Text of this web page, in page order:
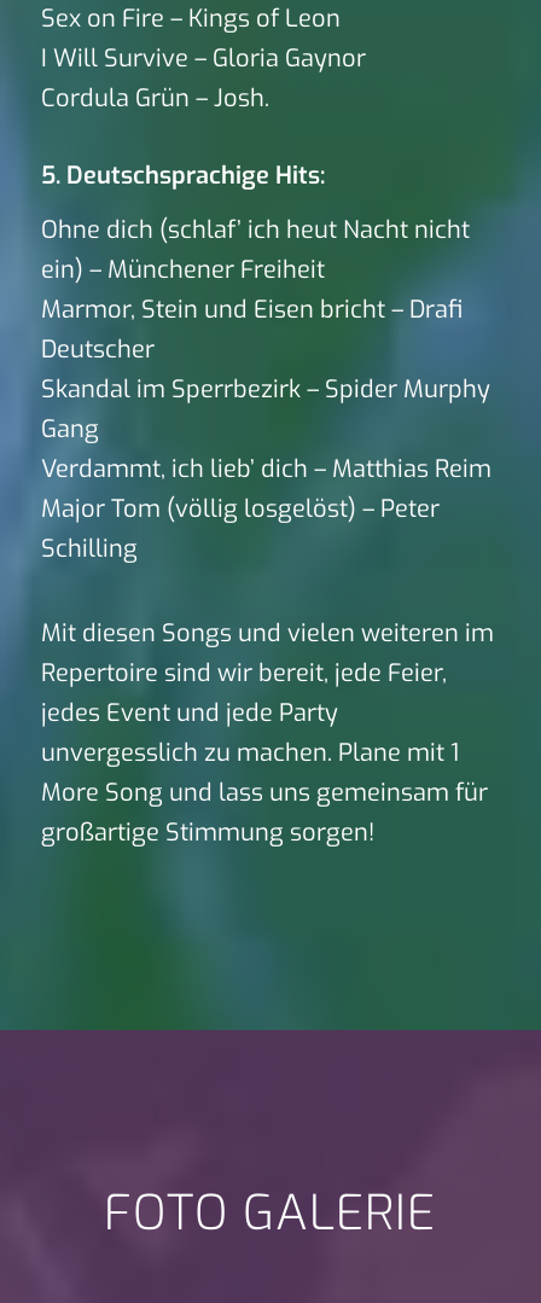
Sex on Fire – Kings of Leon
I Will Survive – Gloria Gaynor
Cordula Grün – Josh.
5. Deutschsprachige Hits:
Ohne dich (schlaf’ ich heut Nacht nicht
ein) – Münchener Freiheit
Marmor, Stein und Eisen bricht – Drafi
Deutscher
Skandal im Sperrbezirk – Spider Murphy
Gang
Verdammt, ich lieb’ dich – Matthias Reim
Major Tom (völlig losgelöst) – Peter
Schilling
Mit diesen Songs und vielen weiteren im
Repertoire sind wir bereit, jede Feier,
jedes Event und jede Party
unvergesslich zu machen. Plane mit 1
More Song und lass uns gemeinsam für
großartige Stimmung sorgen!
FOTO GALERIE